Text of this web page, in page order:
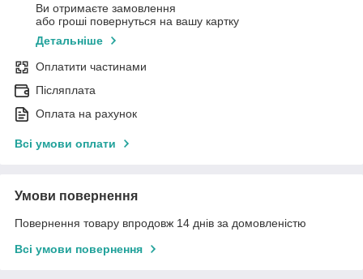
Ви отримаєте замовлення
або гроші повернуться на вашу картку
Детальніше
Оплатити частинами
Післяплата
Оплата на рахунок
Всі умови оплати
Умови повернення
Повернення товару впродовж 14 днів за домовленістю
Всі умови повернення